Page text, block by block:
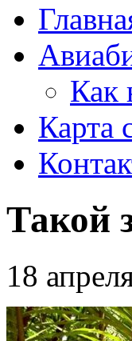
Как
Карта
Такой
18